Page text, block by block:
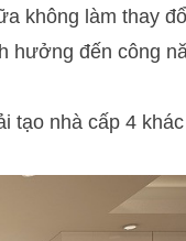
không làm thay
hưởng đến công
tạo nhà cấp 4